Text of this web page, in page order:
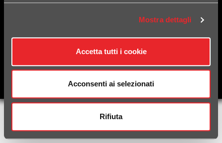
Mostra dettagli
Accetta tutti i cookie
Acconsenti ai selezionati
Rifiuta
Powered bynopCommerce- Implemented byNet-prime.it